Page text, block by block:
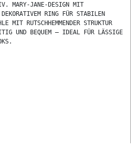
MARY-JANE-DESIGN MIT
DEKORATIVEM RING FÜR STABILEN
MIT RUTSCHHEMMENDER STRUKTUR
UND BEQUEM – IDEAL FÜR LÄSSIGE O